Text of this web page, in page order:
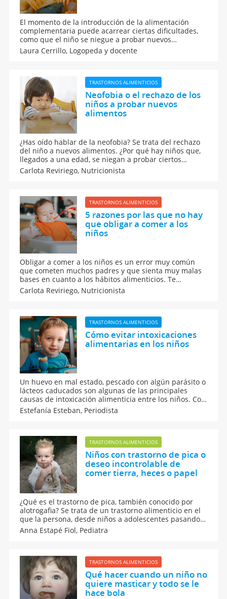
El momento de la introducción de la alimentación
complementaria puede acarrear ciertas dificultades,
como que el niño se niegue a probar nuevos
alimentos. ¿Qué podemos hacer en estos casos? ¡Aquí
tienes cuatro divertidos juegos para conseguir que le
Laura Cerrillo, Logopeda y docente
TRASTORNOS ALIMENTICIOS
Neofobia o el rechazo de los
niños a probar nuevos
alimentos
¿Has oído hablar de la neofobia? Se trata del rechazo
del niño a nuevos alimentos. ¿Por qué hay niños que,
llegados a una edad, se niegan a probar ciertos
platos? ¿Hasta qué punto supone un problema en su
desarrollo? ¿Qué podemos hacer para trata la
Carlota Reviriego, Nutricionista
TRASTORNOS ALIMENTICIOS
5 razones por las que no hay
que obligar a comer a los
niños
Obligar a comer a los niños es un error muy común
que cometen muchos padres y que sienta muy malas
bases en cuanto a los hábitos alimenticios. Te
contamos cuáles son las 5 razones por las que no hay
que obligar a comer a los niños. Recuerda que cada
Carlota Reviriego, Nutricionista
TRASTORNOS ALIMENTICIOS
Cómo evitar intoxicaciones
alimentarias en los niños
Un huevo en mal estado, pescado con algún parásito o
lácteos caducados son algunas de las principales
causas de intoxicación alimenticia entre los niños. Con
algunas medidas de precaución podrían evitarse. Por
y con qué tipo de alimentos se puede producir una
Estefanía Esteban, Periodista
TRASTORNOS ALIMENTICIOS
Niños con trastorno de pica o
deseo incontrolable de
comer tierra, heces o papel
¿Qué es el trastorno de pica, también conocido por
alotrogafia? Se trata de un trastorno alimenticio en el
que la persona, desde niños a adolescentes pasando
por adultos o incluso embarazadas, siente un deseo
incontrolable de comer sustancias no nutritivas como
Anna Estapé Fiol, Pediatra
TRASTORNOS ALIMENTICIOS
Qué hacer cuando un niño no
quiere masticar y todo se le
hace bola